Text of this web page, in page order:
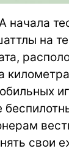
начала
на
свои